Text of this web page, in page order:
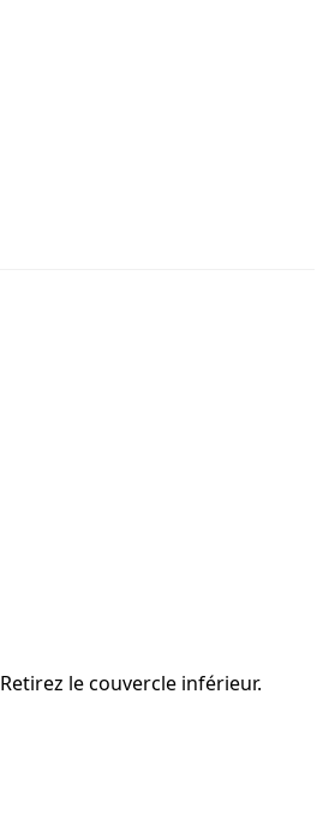
Retirez le couvercle inférieur.